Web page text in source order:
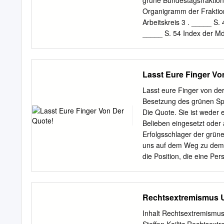
jurisprudence and hence
compliance threat. Upon
their judgements and
Organigramm der
Arbeitskreis 3 . _____ S.
_____ S. 54 Index der
Auseinanderset- Mal
Grundordnung unseres
Rolle der
Ausnahme sein sollte,
Regel. Es ist schon
Wir gehen mit einem
Mal Dem Klein-Klein,
rechtspopulisti- gen
sechs übergreifenden
Lasst Eure Finger
Lasst eure Finger von
Besetzung des grünen
Die Quote. Sie ist weder
Belieben eingesetzt
Erfolgsschlager der
uns auf dem Weg zu
die Position, die eine
und in den
Vorständen und
selbstironische
Rechtsextremismus
Inhalt